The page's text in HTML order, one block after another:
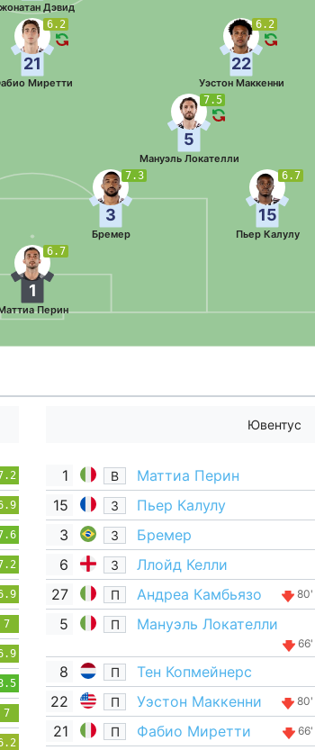
6.7
1
Перин
7.3
3
Бремер
6.7
15
Пьер Калулу
7.5
5
Мануэль Локателли
6.2
21
Миретти
6.2
22
Уэстон Маккенни
Дэвид
7
7
Ювентус
1 В Маттиа Перин
15 З Пьер Калулу
3 З Бремер
6 З Ллойд Келли
27 П Андреа Камбьязо 80'
5 П Мануэль Локателли
66'
8 П Тен Копмейнерс
22 П Уэстон Маккенни 80'
21 П Фабио Миретти 66'